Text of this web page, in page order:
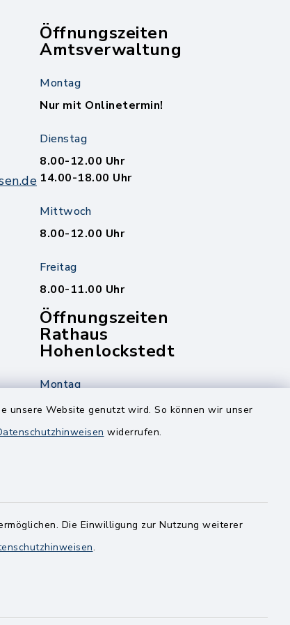
unsere Website genutzt wird. So können wir unser
widerrufen.
Die Einwilligung zur Nutzung weiterer
.
Öffnungszeiten
Amtsverwaltung
Montag
Nur mit Onlinetermin!
Dienstag
8.00-12.00 Uhr
14.00-18.00 Uhr
Mittwoch
8.00-12.00 Uhr
Freitag
8.00-11.00 Uhr
Öffnungszeiten
Rathaus
Hohenlockstedt
Montag
Nur mit Onlinetermin!
Dienstag
8.00-12.00 Uhr